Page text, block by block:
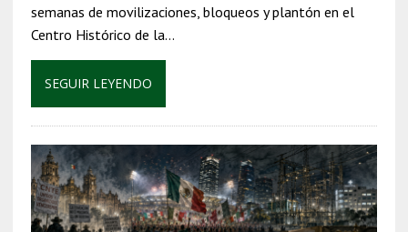
semanas de movilizaciones, bloqueos y plantón en el
Centro Histórico de la…
SEGUIR LEYENDO